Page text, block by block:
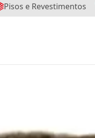
Pisos e Revestimentos